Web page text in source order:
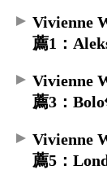
Vivienne
薦1：
Vivienne
薦3：
Vivienne
薦5：